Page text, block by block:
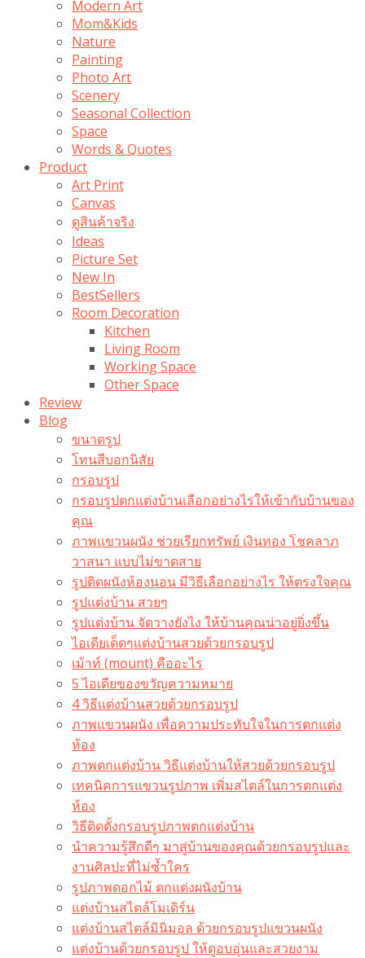
Modern Art
Mom&Kids
Nature
Painting
Photo Art
Scenery
Seasonal Collection
Space
Words & Quotes
Product
Art Print
Canvas
ดูสินค้าจริง
Ideas
Picture Set
New In
BestSellers
Room Decoration
Kitchen
Living Room
Working Space
Other Space
Review
Blog
ขนาดรูป
โทนสีบอกนิสัย
กรอบรูป
กรอบรูปตกแต่งบ้านเลือกอย่างไรให้เข้ากับบ้านของ
คุณ
ภาพแขวนผนัง ช่วยเรียกทรัพย์ เงินทอง โชคลาภ
วาสนา แบบไม่ขาดสาย
รูปติดผนังห้องนอน มีวิธีเลือกอย่างไร ให้ตรงใจคุณ
รูปแต่งบ้าน สวยๆ
รูปแต่งบ้าน จัดวางยังไง ให้บ้านคุณน่าอยู่ยิ่งขึ้น
ไอเดียเด็ดๆแต่งบ้านสวยด้วยกรอบรูป
เม้าท์ (mount) คืออะไร​
5 ไอเดียของขวัญความหมาย
4 วิธีแต่งบ้านสวยด้วยกรอบรูป
ภาพแขวนผนัง เพื่อความประทับใจในการตกแต่ง
ห้อง
ภาพตกแต่งบ้าน วิธีแต่งบ้านให้สวยด้วยกรอบรูป
เทคนิคการแขวนรูปภาพ เพิ่มสไตล์ในการตกแต่ง
ห้อง
วิธีติดตั้งกรอบรูปภาพตกแต่งบ้าน
นำความรู้สึกดีๆ มาสู่บ้านของคุณด้วยกรอบรูปและ
งานศิลปะที่ไม่ซ้ำใคร
รูปภาพดอกไม้ ตกแต่งผนังบ้าน
แต่งบ้านสไตล์โมเดิร์น
แต่งบ้านสไตล์มินิมอล ด้วยกรอบรูปแขวนผนัง
แต่งบ้านด้วยกรอบรูป ให้ดูอบอุ่นและสวยงาม